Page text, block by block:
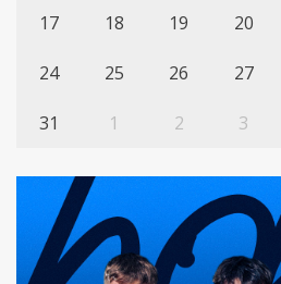
17 18 19 20
24 25 26 27
31 1 2 3